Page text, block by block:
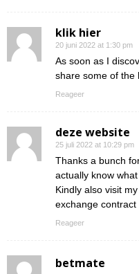
klik hier
20 juni 2022 at 1:30 pm
As soon as I
share some of the
Reageer
deze website
25 juli 2022 at 10:29 pm
Thanks a bunch
actually know
Kindly also visit
exchange contract
Reageer
betmate